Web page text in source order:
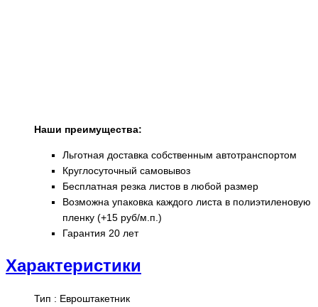
Наши преимущества:
Льготная доставка собственным автотранспортом
Круглосуточный самовывоз
Бесплатная резка листов в любой размер
Возможна упаковка каждого листа в полиэтиленовую
пленку (+15 руб/м.п.)
Гарантия 20 лет
Характеристики
Тип : Евроштакетник